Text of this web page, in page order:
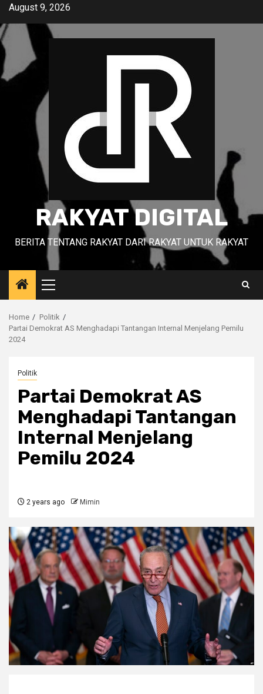
Skip
content
August 9, 2026
RAKYAT DIGITAL
BERITA TENTANG RAKYAT DARI RAKYAT UNTUK RAKYAT
Primary
Menu
Home
Politik
Partai Demokrat AS Menghadapi Tantangan Internal Menjelang Pemilu
2024
Politik
Partai Demokrat AS
Menghadapi Tantangan
Internal Menjelang
Pemilu 2024
2 years ago Mimin